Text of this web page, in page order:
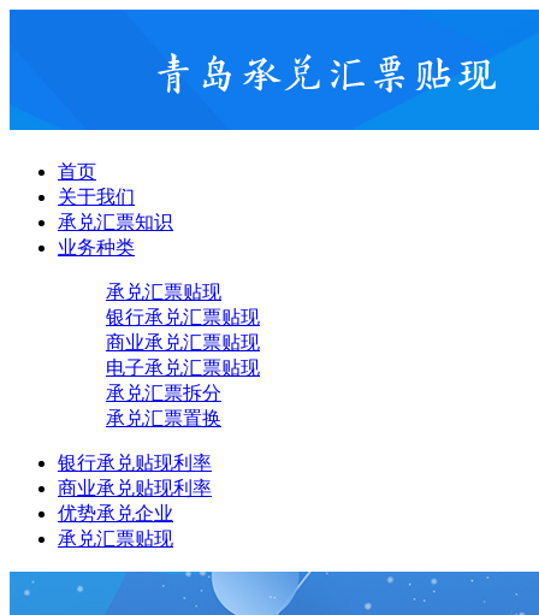
首页
关于我们
承兑汇票知识
业务种类
承兑汇票贴现
银行承兑汇票贴现
商业承兑汇票贴现
电子承兑汇票贴现
承兑汇票拆分
承兑汇票置换
银行承兑贴现利率
商业承兑贴现利率
优势承兑企业
承兑汇票贴现